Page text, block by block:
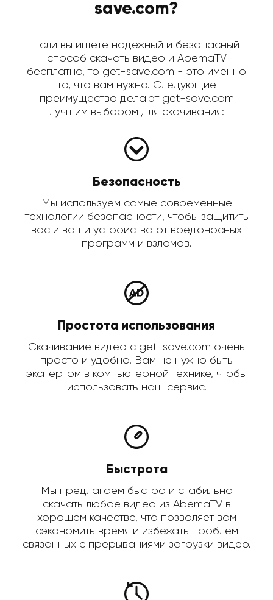
save.com?
Если вы ищете надежный и безопасный
способ скачать видео и AbemaTV
бесплатно, то get-save.com - это именно
то, что вам нужно. Следующие
преимущества делают get-save.com
лучшим выбором для скачивания:
Безопасность
Мы используем самые современные
технологии безопасности, чтобы защитить
вас и ваши устройства от вредоносных
программ и взломов.
Простота использования
Скачивание видео с get-save.com очень
просто и удобно. Вам не нужно быть
экспертом в компьютерной технике, чтобы
использовать наш сервис.
Быстрота
Мы предлагаем быстро и стабильно
скачать любое видео из AbemaTV в
хорошем качестве, что позволяет вам
сэкономить время и избежать проблем
связанных с прерываниями загрузки видео.